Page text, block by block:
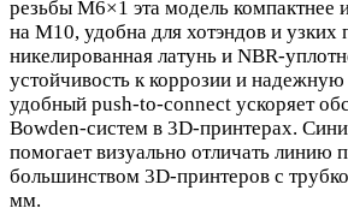
резьбы M6×1 эта модель компактнее
на M10, удобна для хотэндов и узких
никелированная латунь и
устойчивость к коррозии и надежную
удобный push‑to‑connect ускоряет
Bowden‑систем в 3D‑принтерах.
помогает визуально отличать линию
большинством 3D‑принтеров с
мм.